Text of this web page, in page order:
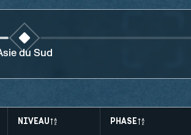
du Sud
NIVEAU PHASE